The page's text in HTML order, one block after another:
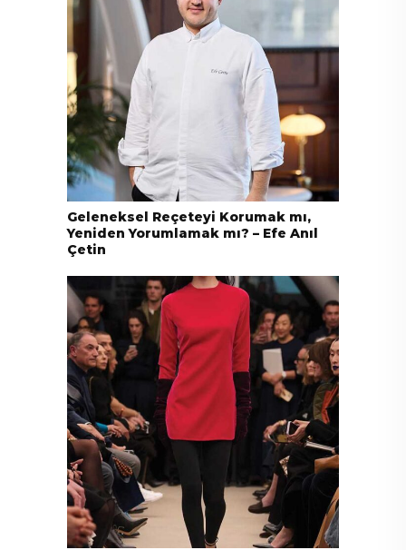
Geleneksel Reçeteyi Korumak mı,
Yeniden Yorumlamak mı? – Efe Anıl
Çetin